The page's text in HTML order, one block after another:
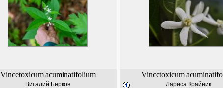
Vincetoxicum acuminatifolium
Виталий Берков
Vincetoxicum
Лариса Крайник